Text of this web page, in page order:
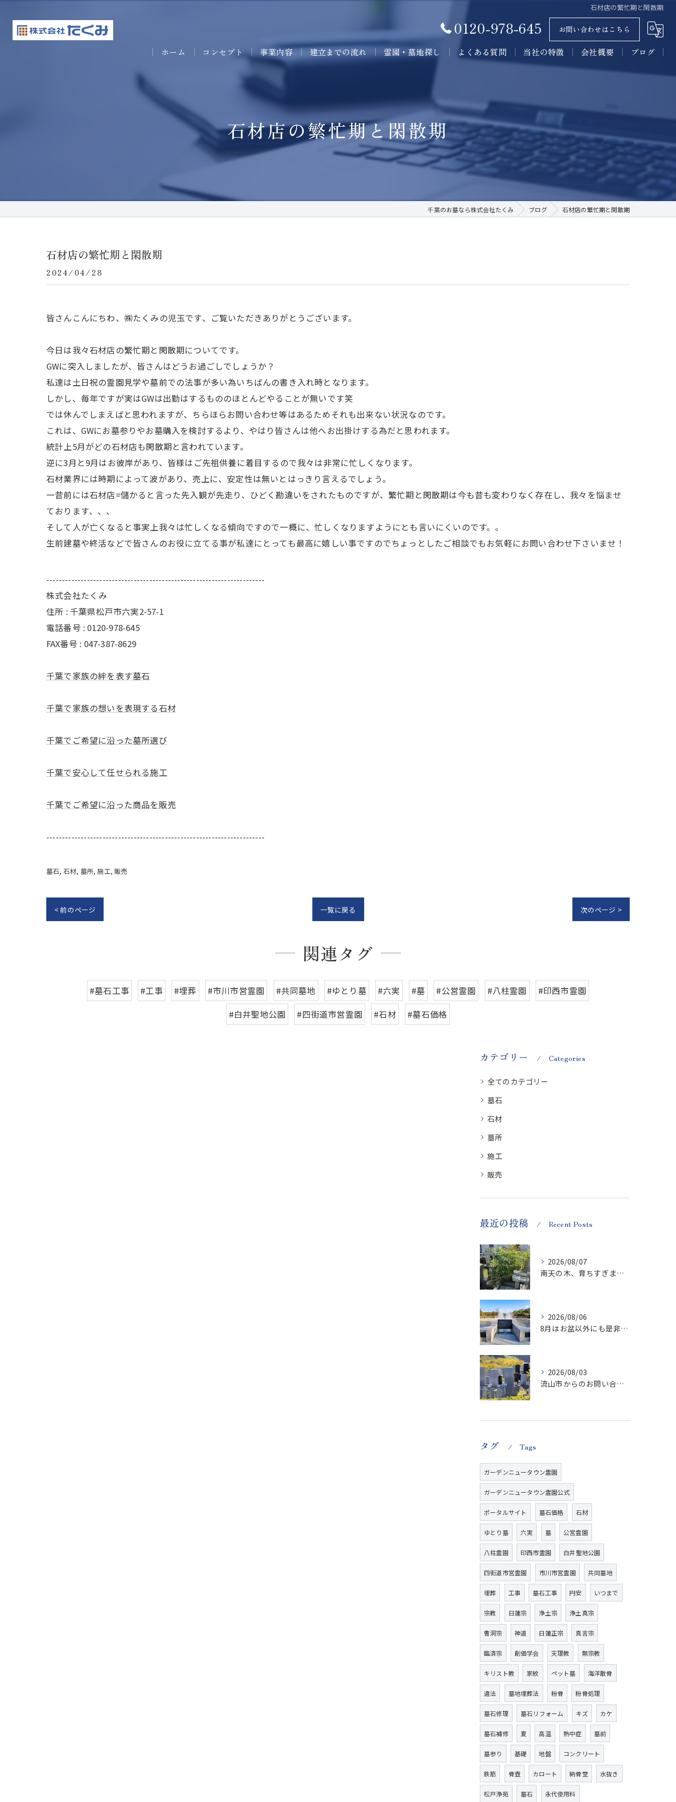
石材店の繁忙期と閑散期
0120-978-645 お問い合わせはこちら
ホーム コンセプト 事業内容 建立までの流れ 霊園・墓地探し よくある質問 当社の特徴
石材
墓所
施工
会社概要 ブログ
石材店の繁忙期と閑散期
千葉のお墓なら株式会社たくみ ブログ 石材店の繁忙期と閑散期
石材店の繁忙期と閑散期
2024/04/28
皆さんこんにちわ、㈱たくみの児玉です、ご覧いただきありがとうございます。
今日は我々石材店の繁忙期と閑散期についてです。
GWに突入しましたが、皆さんはどうお過ごしでしょうか？
私達は土日祝の霊園見学や墓前での法事が多い為いちばんの書き入れ時となります。
しかし、毎年ですが実はGWは出勤はするもののほとんどやることが無いです笑
では休んでしまえばと思われますが、ちらほらお問い合わせ等はあるためそれも出来ない状況なのです。
これは、GWにお墓参りやお墓購入を検討するより、やはり皆さんは他へお出掛けする為だと思われます。
統計上5月がどの石材店も閑散期と言われています。
逆に3月と9月はお彼岸があり、皆様はご先祖供養に着目するので我々は非常に忙しくなります。
石材業界には時期によって波があり、売上に、安定性は無いとはっきり言えるでしょう。
一昔前には石材店=儲かると言った先入観が先走り、ひどく勘違いをされたものですが、繁忙期と閑散期は今も昔も変わりなく存在し、我々を悩ませ
ております、、、
そして人が亡くなると事実上我々は忙しくなる傾向ですので一概に、忙しくなりますようにとも言いにくいのです。。
生前建墓や終活などで皆さんのお役に立てる事が私達にとっても最高に嬉しい事ですのでちょっとしたご相談でもお気軽にお問い合わせ下さいませ！
----------------------------------------------------------------------
株式会社たくみ
住所 : 千葉県松戸市六実2-57-1
電話番号 : 0120-978-645
FAX番号 : 047-387-8629
千葉で家族の絆を表す墓石
千葉で家族の想いを表現する石材
千葉でご希望に沿った墓所選び
千葉で安心して任せられる施工
千葉でご希望に沿った商品を販売
----------------------------------------------------------------------
墓石 石材 墓所 施工 販売
< 前のページ 一覧に戻る 次のページ >
関連タグ
#墓石工事 #工事 #埋葬 #市川市営霊園 #共同墓地 #ゆとり墓 #六実 #墓 #公営霊園 #八柱霊園
#印西市霊園
#白井聖地公園
#四街道市営霊園 #石材 #墓石価格
カテゴリー Categories
全てのカテゴリー
墓石
石材
墓所
施工
販売
最近の投稿 Recent Posts
2026/08/07
南天の木、育ちすぎます…笑
2026/08/06
8月はお盆以外にも是非ご供養の気持ちを！
2026/08/03
流山市からのお問い合わせが急増中です、かなり悪質な業者さんとお寺さんらしいです
タグ Tags
ガーデンニュータウン霊園
ガーデンニュータウン霊園公式
ポータルサイト 墓石価格 石材
ゆとり墓 六実 墓 公営霊園
八柱霊園 印西市霊園 白井聖地公園
四街道市営霊園 市川市営霊園 共同墓地
埋葬 工事 墓石工事 円安 いつまで
宗教 日蓮宗 浄土宗 浄土真宗
曹洞宗 神道 日蓮正宗 真言宗
臨済宗 創価学会 天理教 無宗教
キリスト教 家紋 ペット墓 海洋散骨
違法 墓地埋葬法 粉骨 粉骨処理
墓石修理 墓石リフォーム キズ カケ
墓石補修 夏 高温 熱中症 墓前
墓参り 基礎 地盤 コンクリート
鉄筋 骨壺 カロート 納骨堂 水抜き
松戸浄苑 墓石 永代使用料